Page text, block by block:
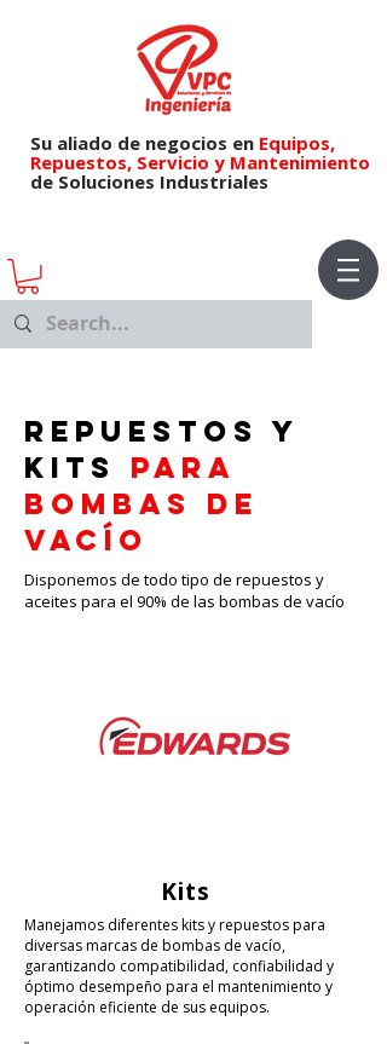
Su aliado de negocios en Equipos,
Repuestos, Servicio y Mantenimiento
de Soluciones Industriales
Repuestos y
kits para
bombas de
vacío
Disponemos de todo tipo de repuestos y
aceites para el 90% de las bombas de vacío
Kits
Manejamos diferentes kits y repuestos para
diversas marcas de bombas de vacío,
garantizando compatibilidad, confiabilidad y
óptimo desempeño para el mantenimiento y
operación eficiente de sus equipos.